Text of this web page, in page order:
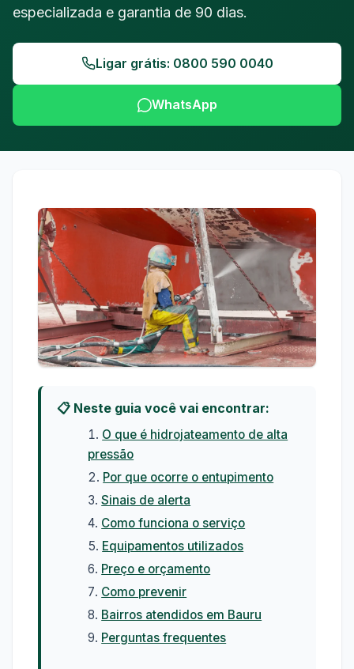
especializada e garantia de 90 dias.
Ligar grátis: 0800 590 0040
WhatsApp
📋 Neste guia você vai encontrar:
O que é hidrojateamento de alta
pressão
Por que ocorre o entupimento
Sinais de alerta
Como funciona o serviço
Equipamentos utilizados
Preço e orçamento
Como prevenir
Bairros atendidos em Bauru
Perguntas frequentes